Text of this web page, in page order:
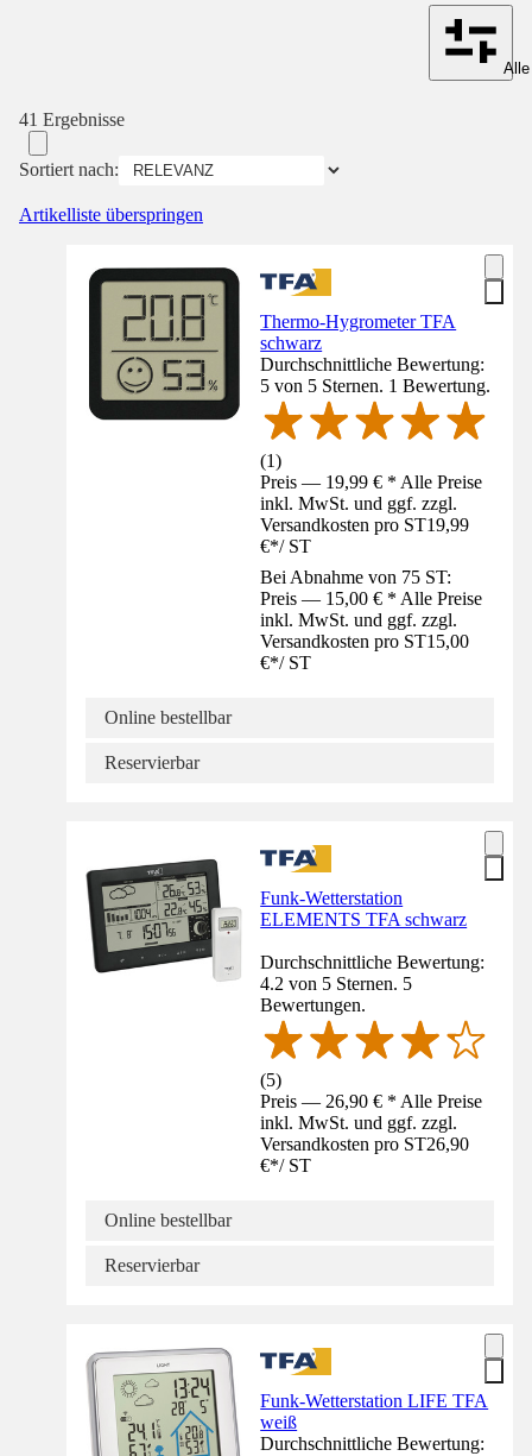
41 Ergebnisse
Sortiert nach:
Artikelliste überspringen
Thermo-Hygrometer TFA
schwarz
Durchschnittliche Bewertung:
5 von 5 Sternen. 1 Bewertung.
(1)
Preis — 19,99 € * Alle Preise
inkl. MwSt. und ggf. zzgl.
Versandkosten pro ST19,99
€*/ ST
Bei Abnahme von 75 ST:
Preis — 15,00 € * Alle Preise
inkl. MwSt. und ggf. zzgl.
Versandkosten pro ST15,00
€*/ ST
Online bestellbar
Reservierbar
Funk-Wetterstation
ELEMENTS TFA schwarz
Durchschnittliche Bewertung:
4.2 von 5 Sternen. 5
Bewertungen.
(5)
Preis — 26,90 € * Alle Preise
inkl. MwSt. und ggf. zzgl.
Versandkosten pro ST26,90
€*/ ST
Online bestellbar
Reservierbar
Funk-Wetterstation LIFE TFA
weiß
Durchschnittliche Bewertung: